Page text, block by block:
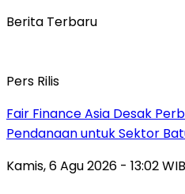
Berita Terbaru
Pers Rilis
Fair Finance Asia Desak
Pendanaan untuk Sektor
Kamis, 6 Agu 2026 - 13:02 WIB